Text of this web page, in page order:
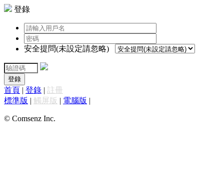
登錄
安全提問(未設定請忽略)
登錄
首頁 | 登錄 | 註冊
標準版 | 觸屏版 | 電腦版 |
© Comsenz Inc.